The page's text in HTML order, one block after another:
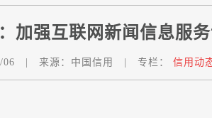
加强互联网新闻信息服
06 来源： 中国信用 专栏： 信用动